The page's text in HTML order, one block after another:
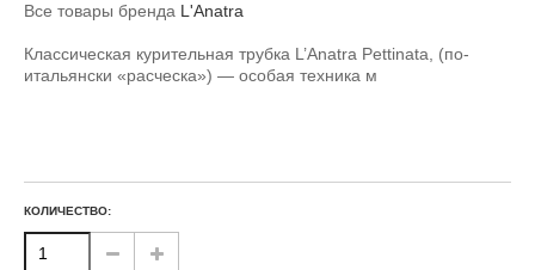
Все товары бренда L'Anatra
Классическая курительная трубка L’Anatra Pettinata, (по-
итальянски «расческа») — особая техника м
КОЛИЧЕСТВО: